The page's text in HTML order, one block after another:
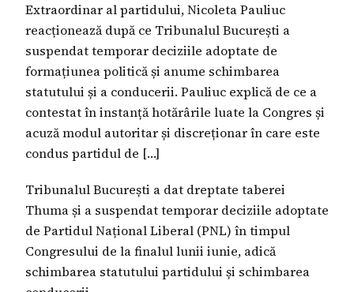
Extraordinar al partidului, Nicoleta Pauliuc
reacționează după ce Tribunalul București a
suspendat temporar deciziile adoptate de
formațiunea politică și anume schimbarea
statutului și a conducerii. Pauliuc explică de ce a
contestat în instanță hotărârile luate la Congres și
acuză modul autoritar și discreționar în care este
condus partidul de […]
Tribunalul București a dat dreptate taberei
Thuma și a suspendat temporar deciziile adoptate
de Partidul Național Liberal (PNL) în timpul
Congresului de la finalul lunii iunie, adică
schimbarea statutului partidului și schimbarea